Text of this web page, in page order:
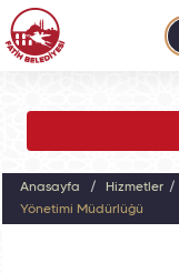
Anasayfa Hizmetler
Yönetimi Müdürlüğü